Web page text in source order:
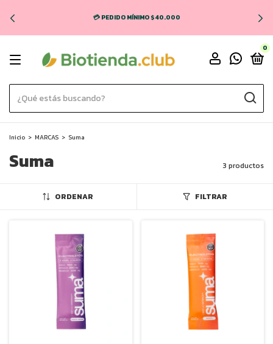
💳 PEDIDO MÍNIMO $40.000
0
Inicio > MARCAS > Suma
Suma 3 productos
ORDENAR FILTRAR